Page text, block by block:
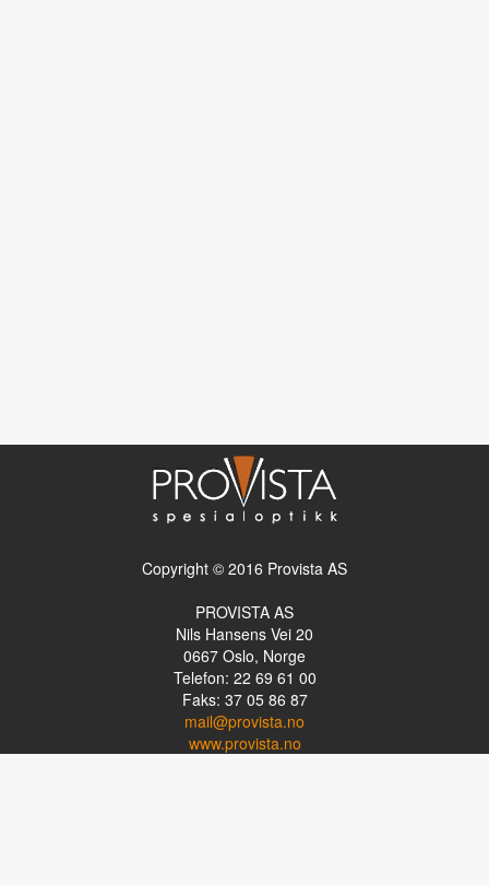
Copyright © 2016 Provista AS
PROVISTA AS
Nils Hansens Vei 20
0667 Oslo, Norge
Telefon: 22 69 61 00
Faks: 37 05 86 87
mail@provista.no
www.provista.no